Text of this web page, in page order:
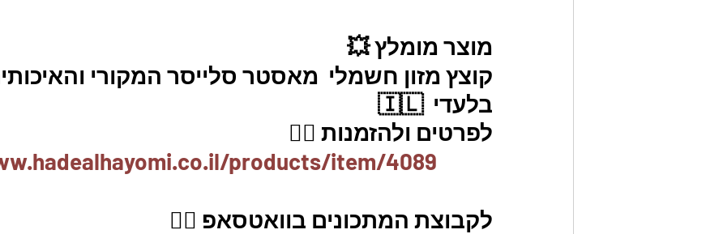
מוצר מומלץ 💥
קוצץ מזון חשמלי  מאסטר סלייסר המקורי
בלעדי  🇮🇱
לפרטים ולהזמנות 👇🏼
products/item/4089
לקבוצת המתכונים בוואטסאפ 👇🏽